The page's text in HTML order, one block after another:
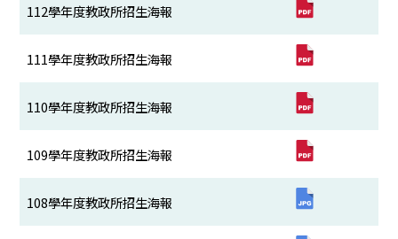
112學年度教政所招生海報
111學年度教政所招生海報
110學年度教政所招生海報
109學年度教政所招生海報
108學年度教政所招生海報